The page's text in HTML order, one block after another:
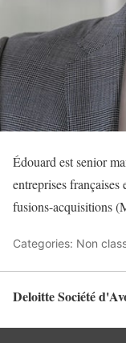
Édouard est senior
entreprises françaises
fusions-acquisitions
Categories: Non
Deloitte Société